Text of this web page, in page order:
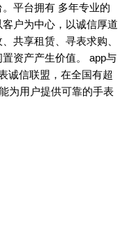
平台拥有 多年专业的
户为中心，以诚信厚道
共享租赁、寻表求购、
资产产生价值。 app与
诚信联盟，在全国有超
为用户提供可靠的手表